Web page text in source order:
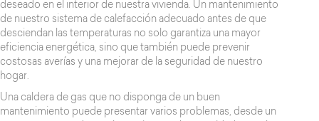
deseado en el interior de nuestra vivienda. Un mantenimiento
de nuestro sistema de calefacción adecuado antes de que
desciendan las temperaturas no solo garantiza una mayor
eficiencia energética, sino que también puede prevenir
costosas averías y una mejorar de la seguridad de nuestro
hogar.
Una caldera de gas que no disponga de un buen
mantenimiento puede presentar varios problemas, desde un